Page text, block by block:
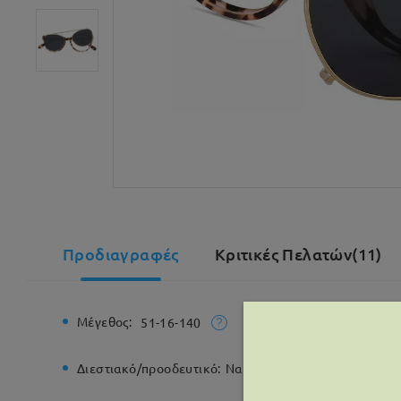
Προδιαγραφές Κριτικές Πελατών(11)
Μέγεθος: 51-16-140
Διεστιακό/προοδευτικό: Ναι